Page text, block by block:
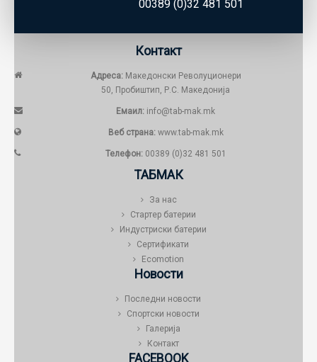
00389 (0)32 481 501
Контакт
Адреса:Македонски Револуционери
50, Пробиштип, Р.С. Македонија
Емаил: info@tab-mak.mk
Веб страна: www.tab-mak.mk
Телефон:00389 (0)32 481 501
ТАБМАК
За нас
Стартер батерии
Индустриски батерии
Сертификати
Ecomotion
Новости
Последни новости
Спортски новости
Галерија
Контакт
FACEBOOK